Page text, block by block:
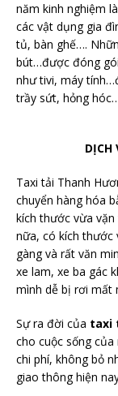
năm kinh nghiệm
các vật dụng gia
tủ, bàn ghế….
bút…được đóng
như tivi, máy
trầy sứt, hỏng
DỊCH
Taxi tải Thanh
chuyển hàng hóa
kích thước vừa
nữa, có kích thước
gàng và rất văn
xe lam, xe ba gác
mình dễ bị rơi mất
Sự ra đời của taxi
cho cuộc sống
chi phí, không bỏ
giao thông hiện